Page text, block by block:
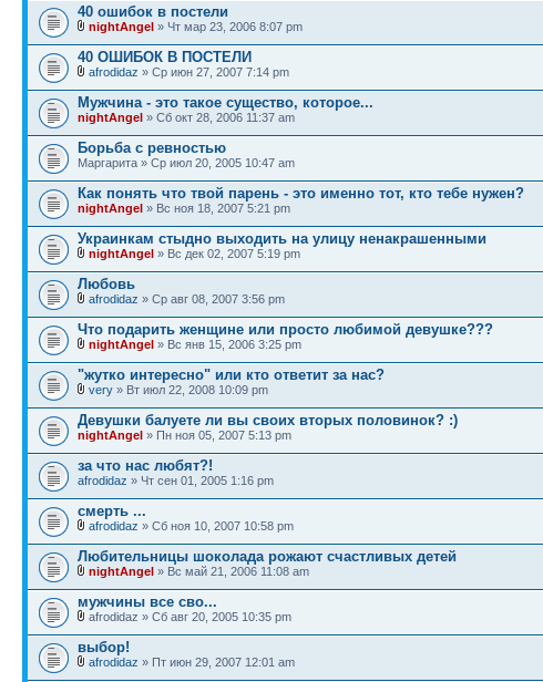
40 ошибок в постели
nightAngel » Чт мар 23, 2006 8:07 pm
40 ОШИБОК В ПОСТЕЛИ
afrodidaz » Ср июн 27, 2007 7:14 pm
Мужчина - это такое существо, которое...
nightAngel » Сб окт 28, 2006 11:37 am
Борьба с ревностью
Маргарита » Ср июл 20, 2005 10:47 am
Как понять что твой парень - это именно тот, кто тебе нужен?
nightAngel » Вс ноя 18, 2007 5:21 pm
Украинкам стыдно выходить на улицу ненакрашенными
nightAngel » Вс дек 02, 2007 5:19 pm
Любовь
afrodidaz » Ср авг 08, 2007 3:56 pm
Что подарить женщине или просто любимой девушке???
nightAngel » Вс янв 15, 2006 3:25 pm
"жутко интересно" или кто ответит за нас?
very » Вт июл 22, 2008 10:09 pm
Девушки балуете ли вы своих вторых половинок? :)
nightAngel » Пн ноя 05, 2007 5:13 pm
за что нас любят?!
afrodidaz » Чт сен 01, 2005 1:16 pm
смерть ...
afrodidaz » Сб ноя 10, 2007 10:58 pm
Любительницы шоколада рожают счастливых детей
nightAngel » Вс май 21, 2006 11:08 am
мужчины все сво...
afrodidaz » Сб авг 20, 2005 10:35 pm
выбор!
afrodidaz » Пт июн 29, 2007 12:01 am